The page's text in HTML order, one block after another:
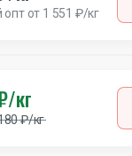
опт от 1 551 ₽/кг
кг
₽/кг